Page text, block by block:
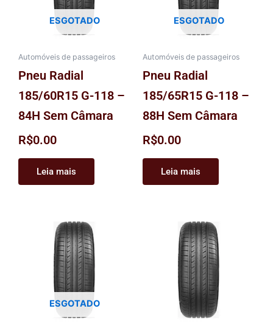
ESGOTADO
Automóveis de passageiros
Pneu Radial
185/60R15 G-118 –
84H Sem Câmara
R$0.00
Leia mais
ESGOTADO
Automóveis de passageiros
Pneu Radial
185/65R15 G-118 –
88H Sem Câmara
R$0.00
Leia mais
ESGOTADO